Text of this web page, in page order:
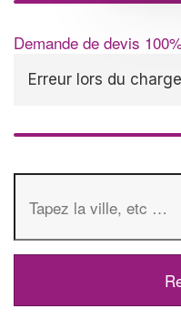
Demande de devis
Erreur lors du